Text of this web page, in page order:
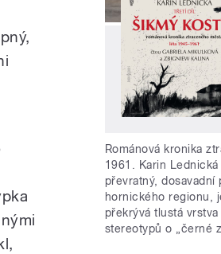
Románová kronika
1961. Karin
převratný, dosavadní
hornického regionu,
překrývá tlustá
stereotypů o „černé